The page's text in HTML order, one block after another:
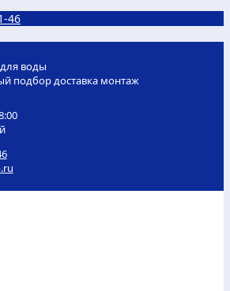
46
воды
подбор доставка монтаж